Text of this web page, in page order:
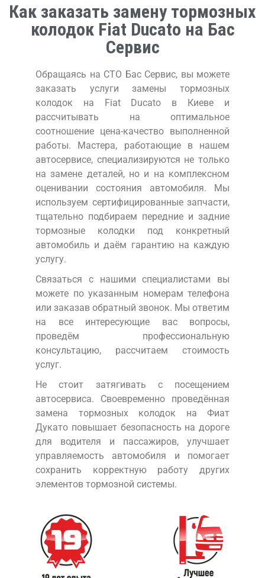
Как заказать замену тормозных
колодок Fiat Ducato на Бас
Сервис
Обращаясь на СТО Бас Сервис, вы можете
заказать услуги замены тормозных
колодок на Fiat Ducato в Киеве и
рассчитывать на оптимальное
соотношение цена-качество выполненной
работы. Мастера, работающие в нашем
автосервисе, специализируются не только
на замене деталей, но и на комплексном
оценивании состояния автомобиля. Мы
используем сертифицированные запчасти,
тщательно подбираем передние и задние
тормозные колодки под конкретный
автомобиль и даём гарантию на каждую
услугу.
Связаться с нашими специалистами вы
можете по указанным номерам телефона
или заказав обратный звонок. Мы ответим
на все интересующие вас вопросы,
проведём профессиональную
консультацию, рассчитаем стоимость
услуг.
Не стоит затягивать с посещением
автосервиса. Своевременно проведённая
замена тормозных колодок на Фиат
Дукато повышает безопасность на дороге
для водителя и пассажиров, улучшает
управляемость автомобиля и помогает
сохранить корректную работу других
элементов тормозной системы.